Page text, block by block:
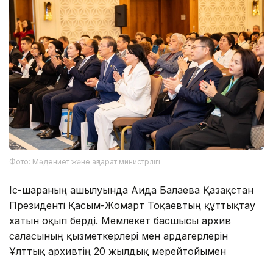
Фото: Мәдениет және ақпарат министрлігі
Іс-шараның ашылуында Аида Балаева Қазақстан
Президенті Қасым-Жомарт Тоқаевтың құттықтау
хатын оқып берді. Мемлекет басшысы архив
саласының қызметкерлері мен ардагерлерін
Ұлттық архивтің 20 жылдық мерейтойымен